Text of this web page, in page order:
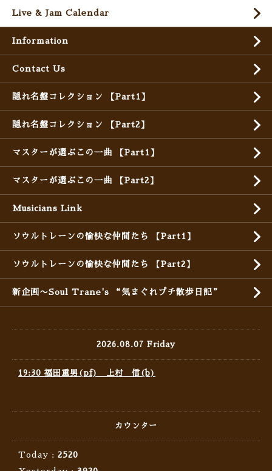
Live & Jam Calendar
Information
Contact Us
隠れ名盤コレクション 【Part1】
隠れ名盤コレクション 【Part2】
マスターが選ぶこの一曲 【Part1】
マスターが選ぶこの一曲 【Part2】
Musicians Link
ソウルトレーンの愉快な仲間たち 【Part1】
ソウルトレーンの愉快な仲間たち 【Part2】
新企画〜Soul Trane's “気まぐれプチ散歩日記”
2026.08.07 Friday
19:30 福田重男(pf) 上村 信(b)
カウンター
Today : 2520